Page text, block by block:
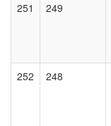
251 249
252 248